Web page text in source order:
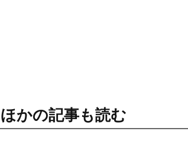
ほかの記事も読む